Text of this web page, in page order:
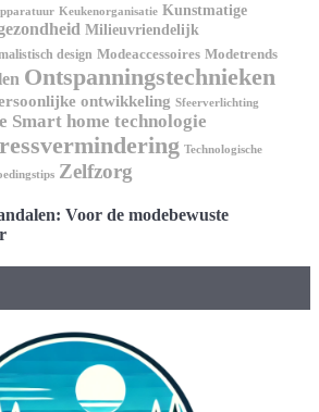
Keukenorganisatie Kunstmatige
Milieuvriendelijk
design Modeaccessoires Modetrends
Ontspanningstechnieken
ontwikkeling Sfeerverlichting
Smart home technologie
Technologische
Zelfzorg
Voor de modebewuste